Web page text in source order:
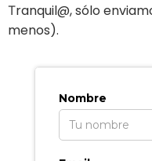
Tranquil@, sólo
menos).